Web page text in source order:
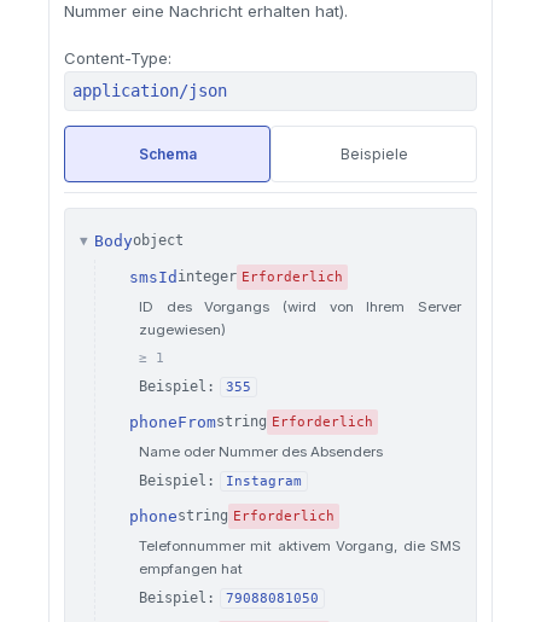
Nummer eine Nachricht erhalten hat).
Content-Type:
application/json
Schema Beispiele
▼ Bodyobject
smsId integer Erforderlich
ID des Vorgangs (wird von Ihrem Server
zugewiesen)
≥ 1
Beispiel: 355
phoneFromstring Erforderlich
Name oder Nummer des Absenders
Beispiel:
Instagram
phonestring Erforderlich
Telefonnummer mit aktivem Vorgang, die SMS
empfangen hat
Beispiel:
79088081050